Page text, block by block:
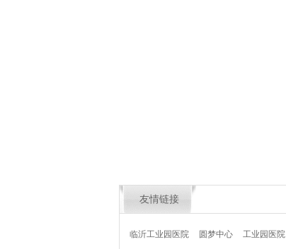
友情链接
临沂工业园医院 圆梦中心 工业园医院